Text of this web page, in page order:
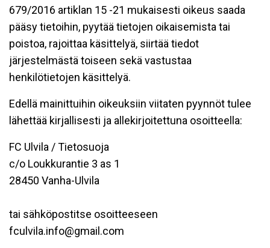
679/2016 artiklan 15 -21 mukaisesti oikeus saada
pääsy tietoihin, pyytää tietojen oikaisemista tai
poistoa, rajoittaa käsittelyä, siirtää tiedot
järjestelmästä toiseen sekä vastustaa
henkilötietojen käsittelyä.
Edellä mainittuihin oikeuksiin viitaten pyynnöt tulee
lähettää kirjallisesti ja allekirjoitettuna osoitteella:
FC Ulvila / Tietosuoja
c/o Loukkurantie 3 as 1
28450 Vanha-Ulvila
tai sähköpostitse osoitteeseen
fculvila.info@gmail.com